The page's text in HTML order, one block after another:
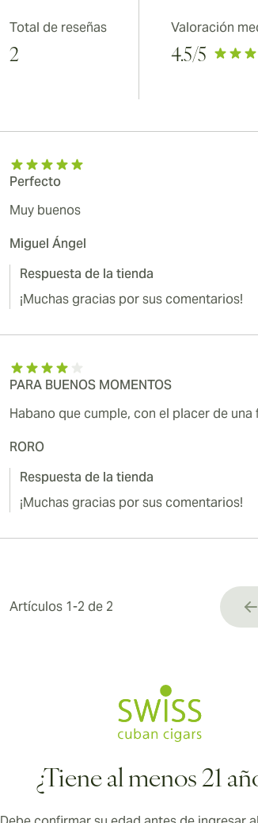
Total de reseñas
2
Valoración
4.5/5
Perfecto
Muy buenos
Miguel Ángel
Respuesta de la tienda
¡Muchas gracias por sus comentarios!
PARA BUENOS MOMENTOS
Habano que cumple, con el placer de
RORO
Respuesta de la tienda
¡Muchas gracias por sus comentarios!
Artículos 1-2 de 2
¿Tiene al menos 21
¡Envío internacional disponible a